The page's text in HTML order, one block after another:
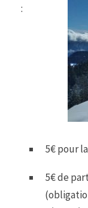
:
5€ pour
5€ de